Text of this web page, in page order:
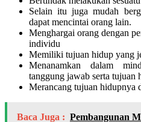
Selain itu juga mudah
dapat mencintai orang lain.
Menghargai orang dengan
individu
Memiliki tujuan hidup yang
Menanamkan dalam
tanggung jawab serta tujuan
Merancang tujuan hidupnya
Baca Juga : Pembangunan